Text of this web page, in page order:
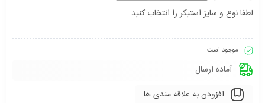
لطفا نوع و سایز استیکر را انتخاب کنید
موجود است
آماده ارسال
افزودن به علاقه مندی ها